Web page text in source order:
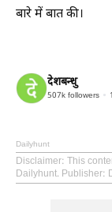
बारे में बात की।
देशबन्धु
507k followers
Dailyhunt
Disclaimer: This
Dailyhunt. Publisher: